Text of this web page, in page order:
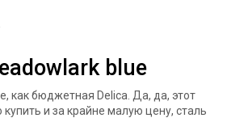
blue
как бюджетная Delica. Да, да, этот
и за крайне малую цену, сталь